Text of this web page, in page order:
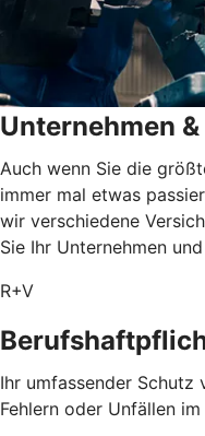
Unternehmen
Auch wenn Sie die
immer mal etwas
wir verschiedene
Sie Ihr Unternehmen
R+V
Ihr umfassender Schutz
Fehlern oder Unfällen